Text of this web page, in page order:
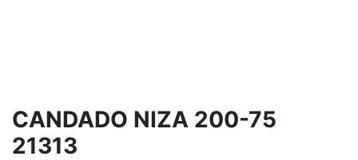
CANDADO NIZA 200-75
21313